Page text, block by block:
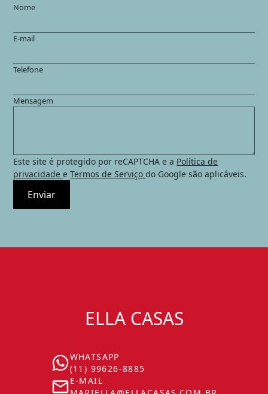
Nome
E-mail
Telefone
Mensagem
Este site é protegido por reCAPTCHA e a Política de
privacidadeeTermos de Serviçodo Google são aplicáveis.
Enviar
ELLA CASAS
WHATSAPP
(11) 99626-8885
E-MAIL